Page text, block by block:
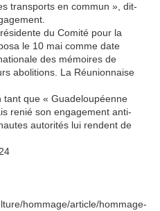
transports en commun », dit-
du Comité pour la
le 10 mai comme date
des mémoires de
abolitions. La Réunionnaise
tant que « Guadeloupéenne
renié son engagement anti-
autorités lui rendent de
hommage/article/hommage-